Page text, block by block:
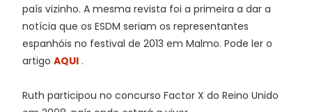
país vizinho. A mesma revista foi a primeira a dar a
notícia que os ESDM seriam os representantes
espanhóis no festival de 2013 em Malmo. Pode ler o
artigo AQUI .
Ruth participou no concurso Factor X do Reino Unido